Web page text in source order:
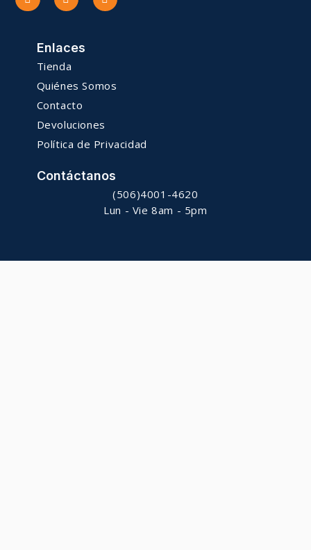
Enlaces
Tienda
Quiénes Somos
Contacto
Devoluciones
Política de Privacidad
Contáctanos
(506)4001-4620
Lun - Vie 8am - 5pm